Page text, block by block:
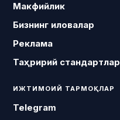
Макфийлик
Бизнинг иловалар
Реклама
Таҳририй стандартлар
ИЖТИМОИЙ ТАРМОҚЛАР
Telegram